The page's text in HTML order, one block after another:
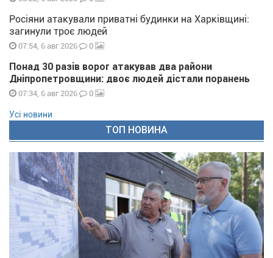
Росіяни атакували приватні будинки на Харківщині:
загинули троє людей
07:54, 6 авг 2026 0
Понад 30 разів ворог атакував два райони
Дніпропетровщини: двоє людей дістали поранень
07:34, 6 авг 2026 0
Усі новини
ТОП НОВИНА